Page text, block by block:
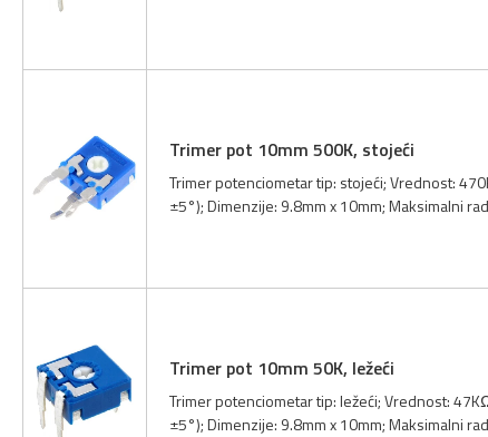
Trimer pot 10mm 500K, stojeći
Trimer potenciometar tip: stojeći; Vrednost:
±5°); Dimenzije: 9.8mm x 10mm; Maksimalni
Trimer pot 10mm 50K, ležeći
Trimer potenciometar tip: ležeći; Vrednost:
±5°); Dimenzije: 9.8mm x 10mm; Maksimalni